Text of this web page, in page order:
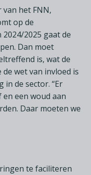
het FNN,
op de
2025 gaat de
Dan moet
is, wat de
wet van invloed is
in de sector. “Er
een woud aan
Daar moeten we
te faciliteren